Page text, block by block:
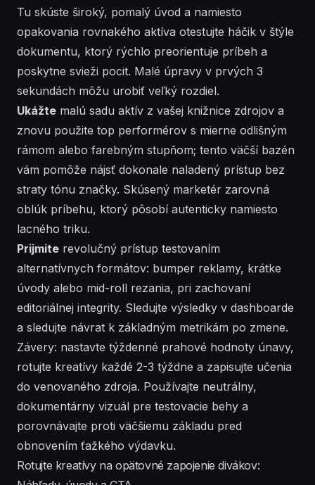
Tu skúste široký, pomalý úvod a namiesto
opakovania rovnakého aktíva otestujte háčik v štýle
dokumentu, ktorý rýchlo preorientuje príbeh a
poskytne svieži pocit. Malé úpravy v prvých 3
sekundách môžu urobiť veľký rozdiel.
Ukážte malú sadu aktív z vašej knižnice zdrojov a
znovu použite top performérov s mierne odlišným
rámom alebo farebným stupňom; tento väčší bazén
vám pomôže nájsť dokonale naladený prístup bez
straty tónu značky. Skúsený marketér zarovná
oblúk príbehu, ktorý pôsobí autenticky namiesto
lacného triku.
Prijmite revolučný prístup testovaním
alternatívnych formátov: bumper reklamy, krátke
úvody alebo mid-roll rezania, pri zachovaní
editoriálnej integrity. Sledujte výsledky v dashboarde
a sledujte návrat k základným metrikám po zmene.
Závery: nastavte týždenné prahové hodnoty únavy,
rotujte kreatívy každé 2-3 týždne a zapisujte učenia
do venovaného zdroja. Používajte neutrálny,
dokumentárny vizuál pre testovacie behy a
porovnávajte proti väčšiemu základu pred
obnovením ťažkého výdavku.
Rotujte kreatívy na opätovné zapojenie divákov: